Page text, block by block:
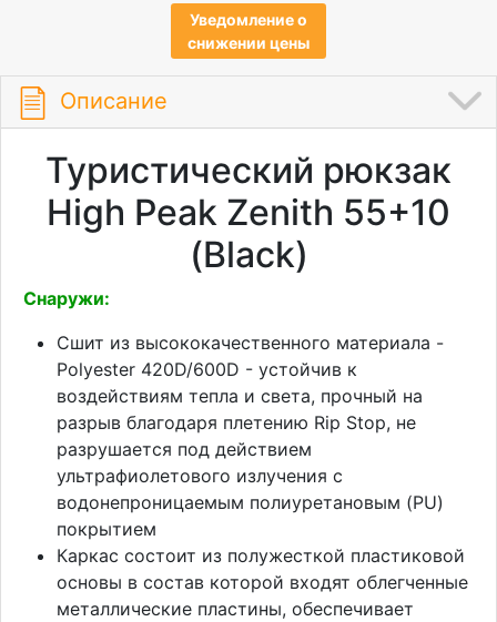
Уведомление о
снижении цены
Описание
Туристический рюкзак
High Peak Zenith 55+10
(Black)
Снаружи:
Сшит из высококачественного материала -
Polyester 420D/600D - устойчив к
воздействиям тепла и света, прочный на
разрыв благодаря плетению Rip Stop, не
разрушается под действием
ультрафиолетового излучения с
водонепроницаемым полиуретановым (PU)
покрытием
Каркас состоит из полужесткой пластиковой
основы в состав которой входят облегченные
металлические пластины, обеспечивает